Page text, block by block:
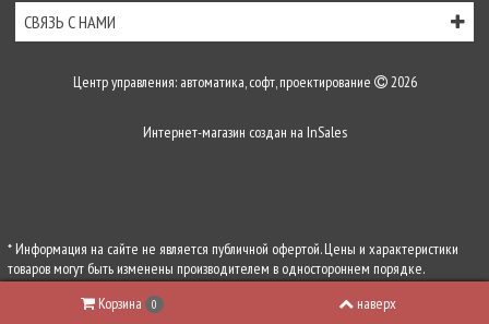
СВЯЗЬ С НАМИ
Центр управления: автоматика, софт, проектирование 2026
Интернет-магазин создан на InSales
Корзина 0 наверх
* Информация на сайте не является публичной офертой. Цены и характеристики
товаров могут быть изменены производителем в одностороннем порядке.
Актуальную цену уточняйте у менеджеров по телефону+7 (495) 255-54-71, либо по
zakaz@center-control.ru